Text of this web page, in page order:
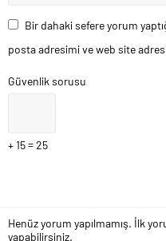
Bir dahaki sefere yorum
posta adresimi ve web site
Güvenlik sorusu
+ 15 = 25
Henüz yorum yapılmamış. İlk
yapabilirsiniz.